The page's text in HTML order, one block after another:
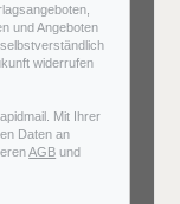
und Angeboten
widerrufen
Mit Ihrer
Daten an
AGB und